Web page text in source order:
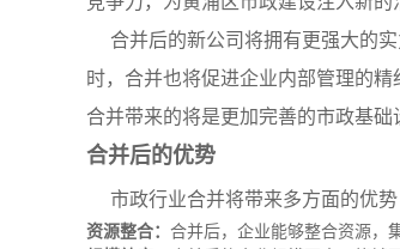
合并后的新公司将拥有更强大的
时，合并也将促进企业内部管理的
合并带来的将是更加完善的市政基
合并后的优势
市政行业合并将带来多方面的优势
资源整合： 合并后，企业能够整合资源，